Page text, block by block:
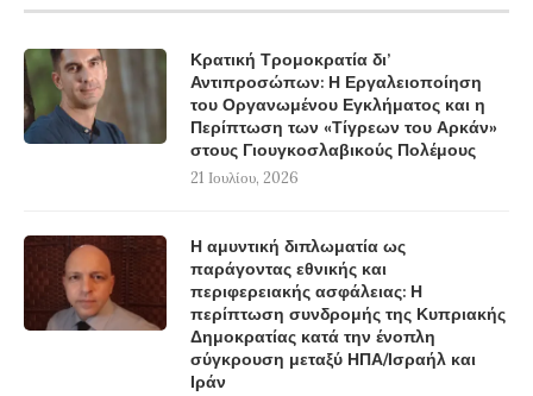
Κρατική Τρομοκρατία δι’
Αντιπροσώπων: Η Εργαλειοποίηση
του Οργανωμένου Εγκλήματος και η
Περίπτωση των «Τίγρεων του Αρκάν»
στους Γιουγκοσλαβικούς Πολέμους
21 Ιουλίου, 2026
Η αμυντική διπλωματία ως
παράγοντας εθνικής και
περιφερειακής ασφάλειας: Η
περίπτωση συνδρομής της Κυπριακής
Δημοκρατίας κατά την ένοπλη
σύγκρουση μεταξύ ΗΠΑ/Ισραήλ και
Ιράν